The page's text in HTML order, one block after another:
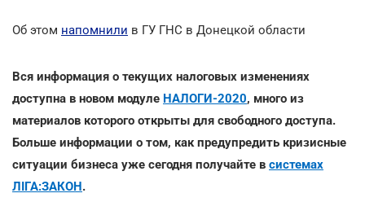
Об этом напомнили в ГУ ГНС в Донецкой области
Вся информация о текущих налоговых изменениях
доступна в новом модуле НАЛОГИ-2020, много из
материалов которого открыты для свободного доступа.
Больше информации о том, как предупредить кризисные
ситуации бизнеса уже сегодня получайте в системах
ЛІГА:ЗАКОН.